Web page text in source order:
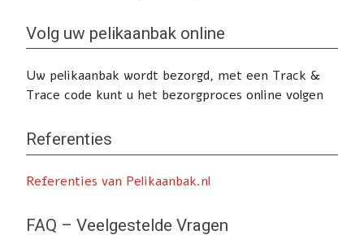
Volg uw pelikaanbak online
Uw pelikaanbak wordt bezorgd, met een Track &
Trace code kunt u het bezorgproces online volgen
Referenties
Referenties van Pelikaanbak.nl
FAQ – Veelgestelde Vragen